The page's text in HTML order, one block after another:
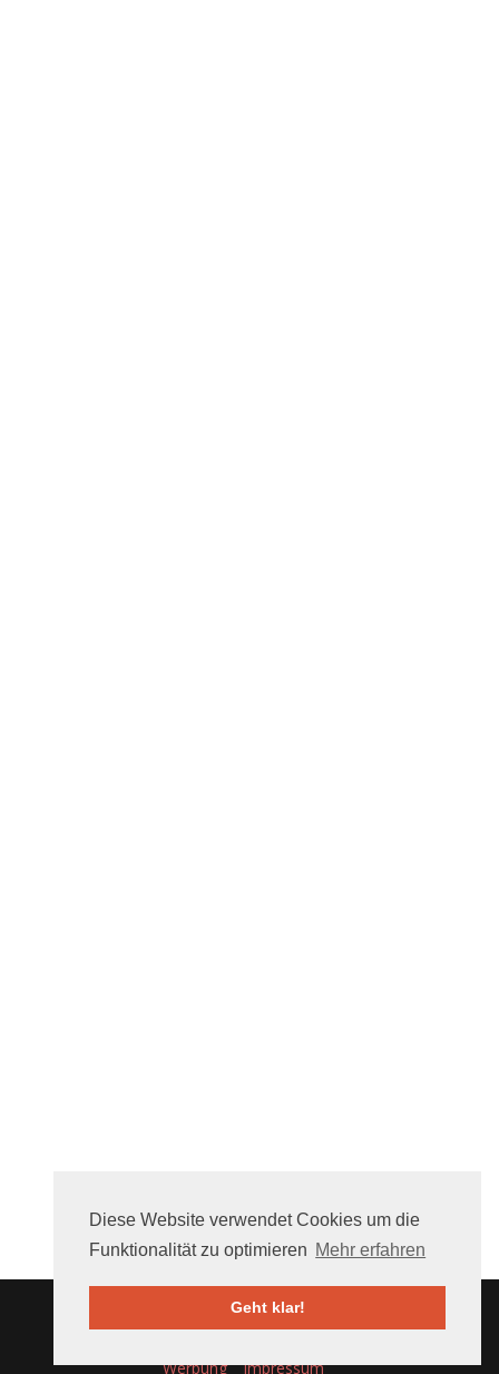
Diese Website verwendet Cookies um die
Funktionalität zu optimieren Mehr erfahren
Geht klar!
Über uns FAQ Mithelfen
Nutzungsbedingungen
Werbung
Impressum